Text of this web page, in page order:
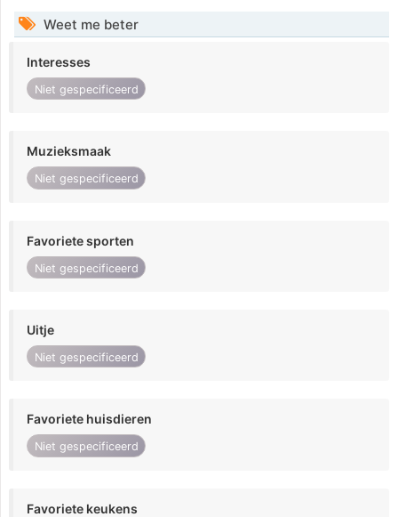
Weet me beter
Interesses
Niet gespecificeerd
Muzieksmaak
Niet gespecificeerd
Favoriete sporten
Niet gespecificeerd
Uitje
Niet gespecificeerd
Favoriete huisdieren
Niet gespecificeerd
Favoriete keukens